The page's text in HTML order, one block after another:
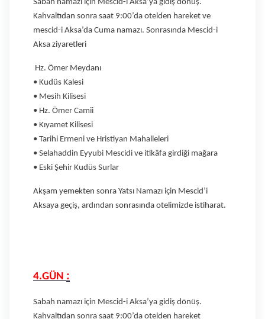
Sabah namazı için Mescid-i Aksa’ya gidiş dönüş.
Kahvaltıdan sonra saat 9:00’da otelden hareket ve
mescid-i Aksa’da Cuma namazı. Sonrasında Mescid-i
Aksa ziyaretleri
Hz. Ömer Meydanı
• Kudüs Kalesi
• Mesih Kilisesi
• Hz. Ömer Camii
• Kıyamet Kilisesi
• Tarihi Ermeni ve Hristiyan Mahalleleri
• Selahaddin Eyyubi Mescidi ve itikâfa girdiği mağara
• Eski Şehir Kudüs Surlar
Akşam yemekten sonra Yatsı Namazı için Mescid’i
Aksaya geçiş, ardından sonrasında otelimizde istiharat.
4.GÜN :
Sabah namazı için Mescid-i Aksa’ya gidiş dönüş.
Kahvaltıdan sonra saat 9:00’da otelden hareket